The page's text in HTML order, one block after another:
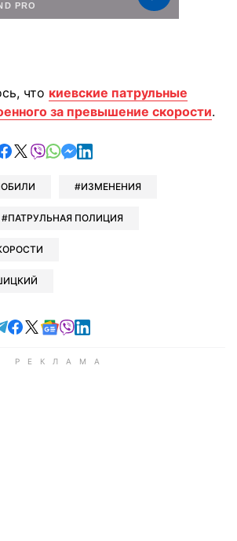
что киевские патрульные
за превышение скорости.
в Telegram
поделиться в Facebook
поделиться в X
отправить в Viber
отправить в Whatsapp
отправить в Messenger
отправить в LinkedIn
ИЗМЕНЕНИЯ
ПАТРУЛЬНАЯ ПОЛИЦИЯ
Читайте в Telegram
Читайте в Facebook
Читайте в X
Читайте в Google news
Читайте в Viber
Читайте в LinkedIn